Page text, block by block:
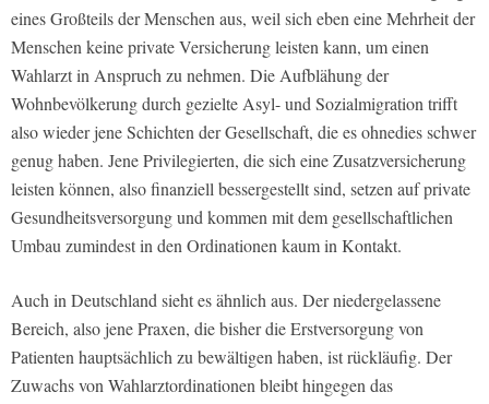
eines Großteils der Menschen aus, weil sich eben eine Mehrheit der
Menschen keine private Versicherung leisten kann, um einen
Wahlarzt in Anspruch zu nehmen. Die Aufblähung der
Wohnbevölkerung durch gezielte Asyl- und Sozialmigration trifft
also wieder jene Schichten der Gesellschaft, die es ohnedies schwer
genug haben. Jene Privilegierten, die sich eine Zusatzversicherung
leisten können, also finanziell bessergestellt sind, setzen auf private
Gesundheitsversorgung und kommen mit dem gesellschaftlichen
Umbau zumindest in den Ordinationen kaum in Kontakt.
Auch in Deutschland sieht es ähnlich aus. Der niedergelassene
Bereich, also jene Praxen, die bisher die Erstversorgung von
Patienten hauptsächlich zu bewältigen haben, ist rückläufig. Der
Zuwachs von Wahlarztordinationen bleibt hingegen das